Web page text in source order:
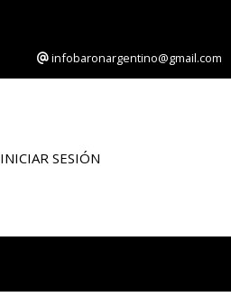
infobaronargentino@gmail.com
INICIAR SESIÓN